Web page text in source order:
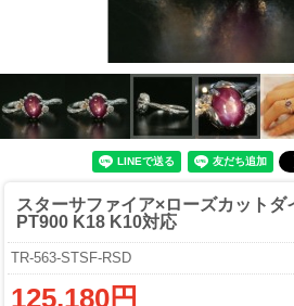
スターサファイア×ローズカットダ
PT900 K18 K10対応
TR-563-STSF-RSD
125,180円